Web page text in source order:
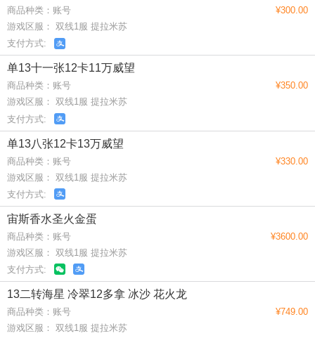
商品种类：账号
游戏区服： 双线1服 提拉米苏
支付方式:
¥300.00
单13十一张12卡11万威望
商品种类：账号
游戏区服： 双线1服 提拉米苏
支付方式:
¥350.00
单13八张12卡13万威望
商品种类：账号
游戏区服： 双线1服 提拉米苏
支付方式:
¥330.00
宙斯香水圣火金蛋
商品种类：账号
游戏区服： 双线1服 提拉米苏
支付方式:
¥3600.00
13二转海星 冷翠12多拿 冰沙 花火龙
商品种类：账号
游戏区服： 双线1服 提拉米苏
¥749.00